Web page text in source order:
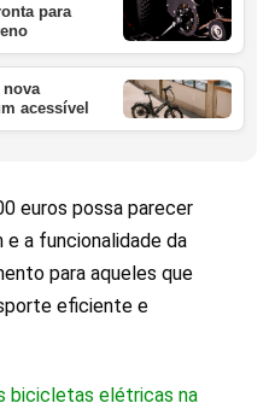
para
nova
acessível
euros possa parecer
e a funcionalidade da
para aqueles que
eficiente e
bicicletas elétricas na